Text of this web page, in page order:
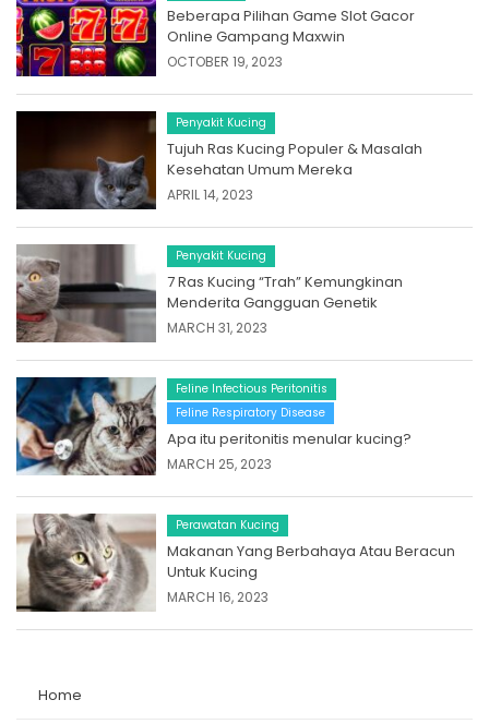
Beberapa Pilihan Game Slot Gacor
Online Gampang Maxwin
OCTOBER 19, 2023
Penyakit Kucing
Tujuh Ras Kucing Populer & Masalah
Kesehatan Umum Mereka
APRIL 14, 2023
Penyakit Kucing
7 Ras Kucing “Trah” Kemungkinan
Menderita Gangguan Genetik
MARCH 31, 2023
Feline Infectious Peritonitis
Feline Respiratory Disease
Apa itu peritonitis menular kucing?
MARCH 25, 2023
Perawatan Kucing
Makanan Yang Berbahaya Atau Beracun
Untuk Kucing
MARCH 16, 2023
Home